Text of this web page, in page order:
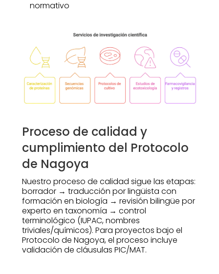
normativo
Proceso de calidad y
cumplimiento del Protocolo
de Nagoya
Nuestro proceso de calidad sigue las etapas:
borrador → traducción por lingüista con
formación en biología → revisión bilingüe por
experto en taxonomía → control
terminológico (IUPAC, nombres
triviales/químicos). Para proyectos bajo el
Protocolo de Nagoya, el proceso incluye
validación de cláusulas PIC/MAT.